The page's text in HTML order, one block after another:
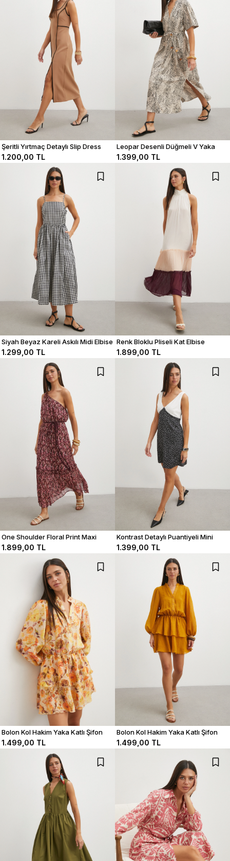
Şeritli Yırtmaç Detaylı Slip Dress
1.200,00 TL
Leopar Desenli Düğmeli V Yaka
Elbise
1.399,00 TL
Siyah Beyaz Kareli Askılı Midi Elbise
1.299,00 TL
Renk Bloklu Pliseli Kat Elbise
1.899,00 TL
One Shoulder Floral Print Maxi
Dress
1.899,00 TL
Kontrast Detaylı Puantiyeli Mini
Elbise
1.399,00 TL
Bolon Kol Hakim Yaka Katlı Şifon
Elbise
1.499,00 TL
Bolon Kol Hakim Yaka Katlı Şifon
Elbise
1.499,00 TL